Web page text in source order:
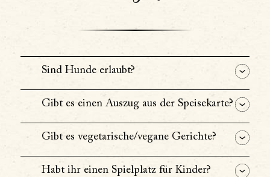
Sind Hunde erlaubt?
Gibt es einen Auszug aus der Speisekarte?
Gibt es vegetarische/vegane Gerichte?
Habt ihr einen Spielplatz für Kinder?